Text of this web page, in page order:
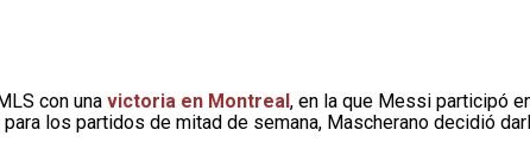
con una victoria en Montreal , en la que Messi participó
para los partidos de mitad de semana, Mascherano decidió